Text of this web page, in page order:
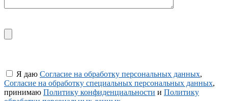
Я даю Согласие на обработку персональных данных,
Согласие на обработку специальных персональных данных,
принимаю Политику конфиденциальности и Политику